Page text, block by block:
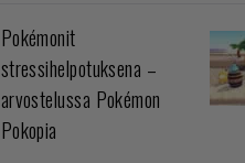
Pokémonit
stressihelpotuksena –
arvostelussa Pokémon
Pokopia